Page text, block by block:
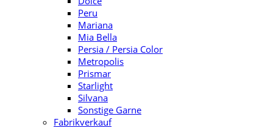
Peru
Mariana
Mia Bella
Persia / Persia Color
Metropolis
Prismar
Starlight
Silvana
Sonstige Garne
Fabrikverkauf